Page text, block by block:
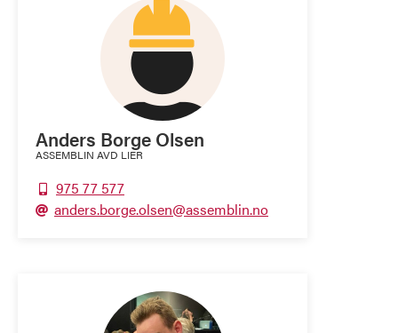
Anders Borge Olsen
ASSEMBLIN AVD LIER
 975 77 577
 anders.borge.olsen@assemblin.no